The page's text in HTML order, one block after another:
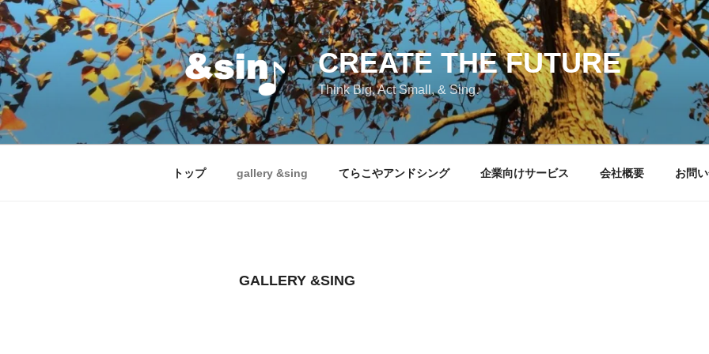
コ
ン
テ
ン
ツ
へ
ス
キ
CREATE THE FUTURE
Think Big, Act Small, & Sing♪
トップ gallery &sing てらこやアンドシング 企業向けサービス 会社概要 お問
GALLERY &SING